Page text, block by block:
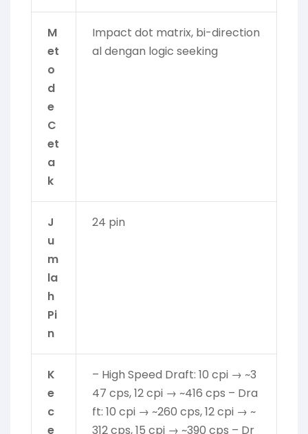
M
et
o
d
e
C
et
a
k
Impact dot matrix, bi-direction
al dengan logic seeking
J
u
m
la
h
Pi
n
24 pin
K
e
c
e
– High Speed Draft: 10 cpi → ~3
47 cps, 12 cpi → ~416 cps – Dra
ft: 10 cpi → ~260 cps, 12 cpi → ~
312 cps, 15 cpi → ~390 cps – Dr